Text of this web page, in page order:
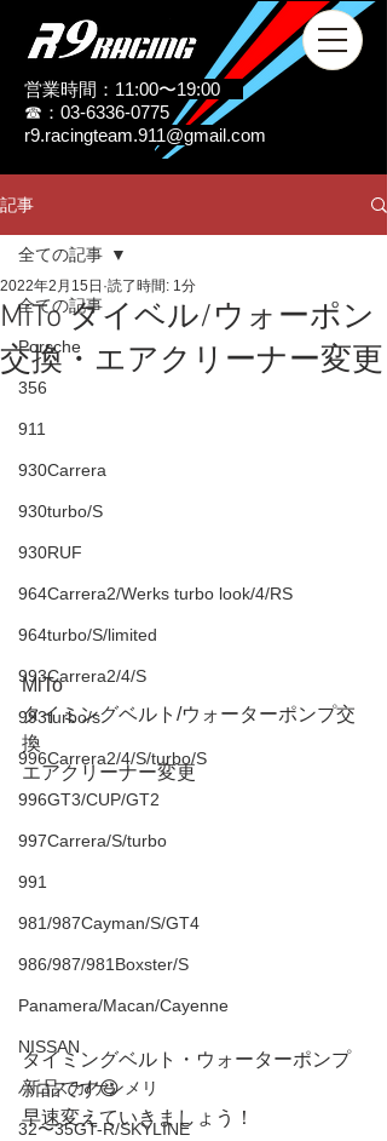
営業時間：11:00〜19:00
☎：03-6336-0775
r9.racingteam.911@gmail.com
記事
全ての記事
Porsche
356
911
930Carrera
930turbo/S
930RUF
964Carrera2/Werks turbo look/4/RS
964turbo/S/limited
993Carrera2/4/S
993turbo/s
996Carrera2/4/S/turbo/S
996GT3/CUP/GT2
997Carrera/S/turbo
991
981/987Cayman/S/GT4
986/987/981Boxster/S
Panamera/Macan/Cayenne
NISSAN
ハコスカ/ケンメリ
32〜35GT-R/SKYLINE
全ての記事
MiTo タイベル/ウォーポン
交換・エアクリーナー変更
2022年2月15日 読了時間: 1分
MiTo
タイミングベルト/ウォーターポンプ交
換
エアクリーナー変更
タイミングベルト・ウォーターポンプ
新品です😆
早速変えていきましょう！